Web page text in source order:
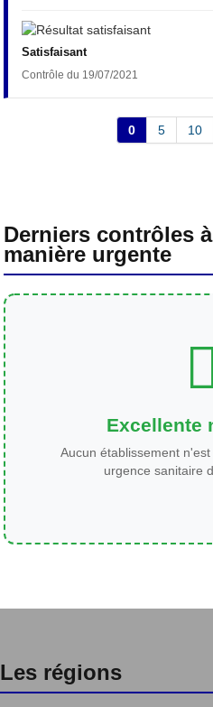
Satisfaisant
Contrôle du 19/07/2021
0 5 10
Derniers contrôles
manière urgente
Excellente
Aucun établissement
urgence sanitaire
Les régions